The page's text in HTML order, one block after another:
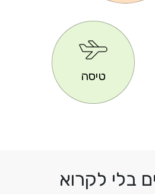
טיסה
בלי לקרוא